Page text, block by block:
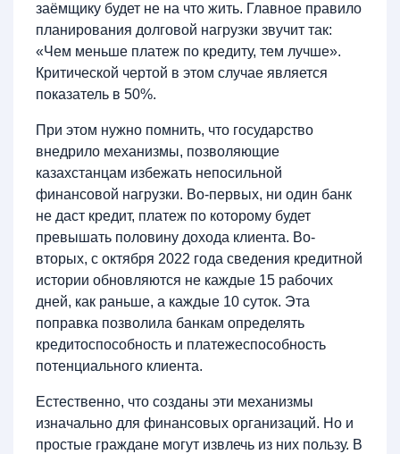
заёмщику будет не на что жить. Главное правило
планирования долговой нагрузки звучит так:
«Чем меньше платеж по кредиту, тем лучше».
Критической чертой в этом случае является
показатель в 50%.
При этом нужно помнить, что государство
внедрило механизмы, позволяющие
казахстанцам избежать непосильной
финансовой нагрузки. Во-первых, ни один банк
не даст кредит, платеж по которому будет
превышать половину дохода клиента. Во-
вторых, с октября 2022 года сведения кредитной
истории обновляются не каждые 15 рабочих
дней, как раньше, а каждые 10 суток. Эта
поправка позволила банкам определять
кредитоспособность и платежеспособность
потенциального клиента.
Естественно, что созданы эти механизмы
изначально для финансовых организаций. Но и
простые граждане могут извлечь из них пользу. В